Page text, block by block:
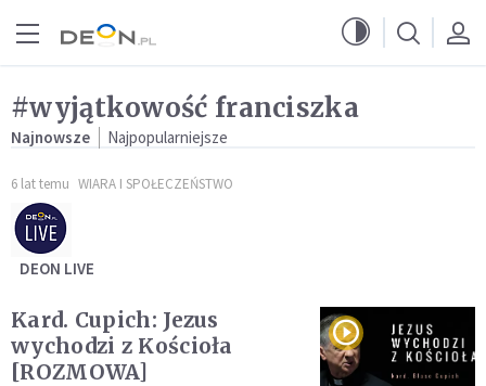
#wyjątkowość franciszka
Najnowsze Najpopularniejsze
6 lat temu WIARA I SPOŁECZEŃSTWO
DEON LIVE
Kard. Cupich: Jezus
wychodzi z Kościoła
[ROZMOWA]